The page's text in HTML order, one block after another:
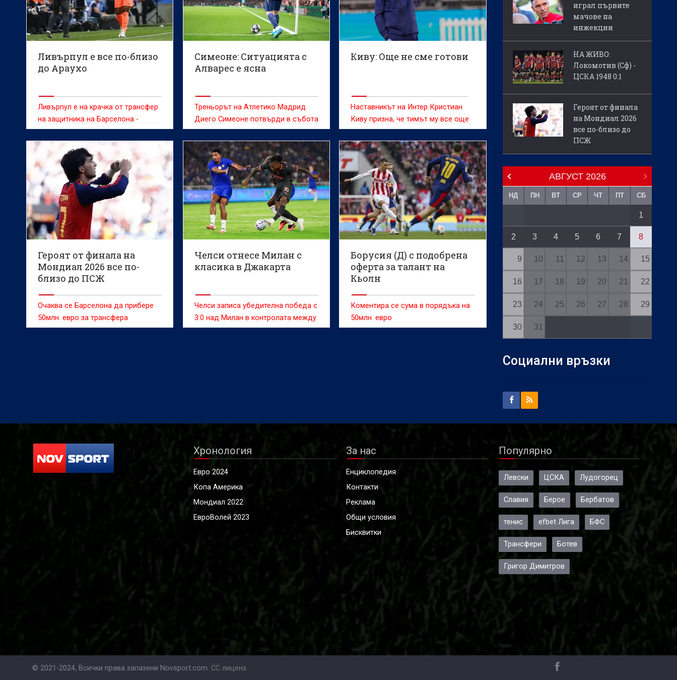
Ливърпул е все по-близо
до Араухо
Ливърпул е на крачка от трансфер
на защитника на Барселона -
Роналд Араужо, съобщава Sky
Sports
Симеоне: Ситуацията с
Алварес е ясна
Треньорът на Атлетико Мадрид
Диего Симеоне потвърди в събота
решимостта на клуба да не
продава Хулиан Алварес, който е
желан от редица отбори и
оставането му на „Метрополитано“
през следващия сезон далеч не е
сигурно
Киву: Още не сме готови
Наставникът на Интер Кристиан
Киву призна, че тимът му все още
не е готов за началото на новия
сезон въпреки днешната победа с
2:1 в контролата с Ювентус
Героят от финала на
Мондиал 2026 все по-
близо до ПСЖ
Очаква се Барселона да прибере
50млн. евро за трансфера
Челси отнесе Милан с
класика в Джакарта
Челси записа убедителна победа с
3:0 над Милан в контролата между
двата тима, която се изигра в
Борусия (Д) с подобрена
оферта за талант на
Кьолн
Коментира се сума в порядъка на
50млн. евро
играл първите
мачове на
инжекции
НА ЖИВО:
Локомотив (Сф) -
ЦСКА 1948 0:1
Героят от финала
на Мондиал 2026
все по-близо до
ПСЖ
АВГУСТ 2026
НД ПН ВТ СР ЧТ ПТ СБ
1
2 3 4 5 6 7 8
9 10 11 12 13 14 15
16 17 18 19 20 21 22
23 24 25 26 27 28 29
30 31
Социални връзки
Хронология
Евро 2024
Копа Америка
Мондиал 2022
ЕвроВолей 2023
За нас
Енциклопедия
Контакти
Реклама
Общи условия
Бисквитки
Популярно
Левски ЦСКА Лудогорец
Славия Берое Бербатов
тенис efbet Лига БФС
Трансфери Ботев
Григор Димитров
© 2021-2024, Всички права запазени Novsport.com. CC лиценз